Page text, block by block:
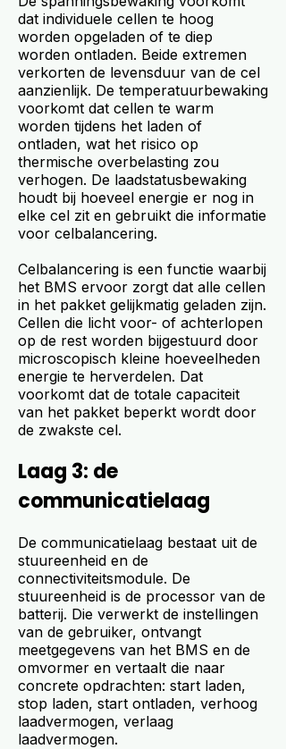
dat individuele cellen te hoog
worden opgeladen of te diep
worden ontladen. Beide extremen
verkorten de levensduur van de cel
aanzienlijk. De temperatuurbewaking
voorkomt dat cellen te warm
worden tijdens het laden of
ontladen, wat het risico op
thermische overbelasting zou
verhogen. De laadstatusbewaking
houdt bij hoeveel energie er nog in
elke cel zit en gebruikt die informatie
voor celbalancering.
Celbalancering is een functie waarbij
het BMS ervoor zorgt dat alle cellen
in het pakket gelijkmatig geladen zijn.
Cellen die licht voor- of achterlopen
op de rest worden bijgestuurd door
microscopisch kleine hoeveelheden
energie te herverdelen. Dat
voorkomt dat de totale capaciteit
van het pakket beperkt wordt door
de zwakste cel.
Laag 3: de
communicatielaag
De communicatielaag bestaat uit de
stuureenheid en de
connectiviteitsmodule. De
stuureenheid is de processor van de
batterij. Die verwerkt de instellingen
van de gebruiker, ontvangt
meetgegevens van het BMS en de
omvormer en vertaalt die naar
concrete opdrachten: start laden,
stop laden, start ontladen, verhoog
laadvermogen, verlaag
laadvermogen.